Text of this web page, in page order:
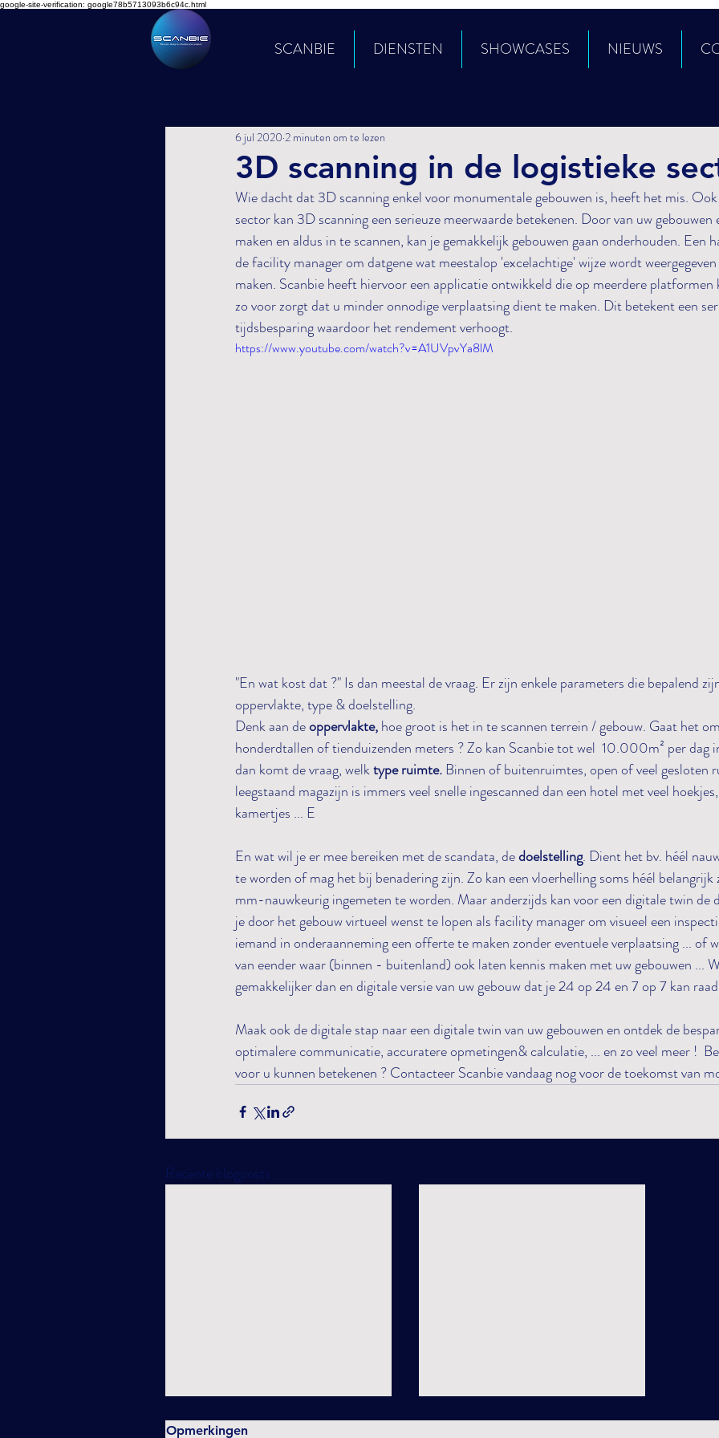
google-site-verification: google78b5713093b6c94c.html
SCANBIE DIENSTEN SHOWCASES NIEUWS
3D scanning in de logistieke
6 jul 2020 2 minuten om te lezen
Wie dacht dat 3D scanning enkel voor monumentale gebouwen is, heeft het mis.
sector kan 3D scanning een serieuze meerwaarde betekenen. Door van uw
maken en aldus in te scannen, kan je gemakkelijk gebouwen gaan onderhouden. Een
de facility manager om datgene wat meestalop 'excelachtige' wijze wordt
maken. Scanbie heeft hiervoor een applicatie ontwikkeld die op meerdere platformen
zo voor zorgt dat u minder onnodige verplaatsing dient te maken. Dit betekent een
tijdsbesparing waardoor het rendement verhoogt.
https://www.youtube.com/watch?v=A1UVpvYa8lM
"En wat kost dat ?" Is dan meestal de vraag. Er zijn enkele parameters die bepalend
oppervlakte, type & doelstelling.
Denk aan de oppervlakte, hoe groot is het in te scannen terrein / gebouw. Gaat het
honderdtallen of tienduizenden meters ? Zo kan Scanbie tot wel  10.000m² per dag
dan komt de vraag, welk type ruimte. Binnen of buitenruimtes, open of veel gesloten
leegstaand magazijn is immers veel snelle ingescanned dan een hotel met veel
kamertjes ... E
En wat wil je er mee bereiken met de scandata, de doelstelling. Dient het bv. héél
te worden of mag het bij benadering zijn. Zo kan een vloerhelling soms héél
mm-nauwkeurig ingemeten te worden. Maar anderzijds kan voor een digitale twin de
je door het gebouw virtueel wenst te lopen als facility manager om visueel een
iemand in onderaanneming een offerte te maken zonder eventuele verplaatsing ... of
van eender waar (binnen - buitenland) ook laten kennis maken met uw gebouwen ...
gemakkelijker dan en digitale versie van uw gebouw dat je 24 op 24 en 7 op 7 kan
Maak ook de digitale stap naar een digitale twin van uw gebouwen en ontdek de
optimalere communicatie, accuratere opmetingen& calculatie, ... en zo veel meer !
voor u kunnen betekenen ? Contacteer Scanbie vandaag nog voor de toekomst van
Recente blogposts
Opmerkingen